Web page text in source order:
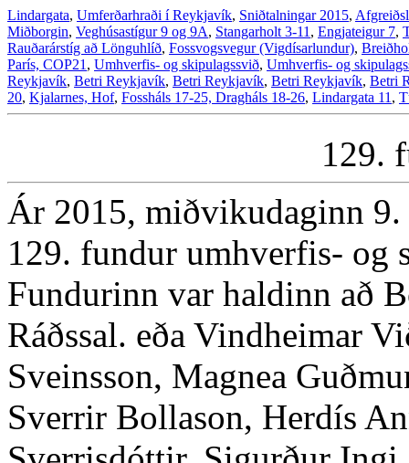
Lindargata, Umferðarhraði í Reykjavík, Sniðtalningar 2015,
Miðborgin, Veghúsastígur 9 og 9A, Stangarholt 3-11 , Engjateigur 7,
Rauðarárstíg að Lönguhlíð, Fossvogsvegur (Vigdísarlundur),
París, COP21 , Umhverfis- og skipulagssvið, Umhverfis- og
Reykjavík, Betri Reykjavík, Betri Reykjavík, Betri Reykjavík, Betri
20, Kjalarnes, Hof, Fossháls 17-25, Dragháls 18-26, Lindargata 11 ,
129.
Ár 2015, miðvikudaginn
129. fundur umhverfis- og
Fundurinn var haldinn að
Ráðssal. eða Vindheimar
Sveinsson, Magnea
Sverrir Bollason, Herdís